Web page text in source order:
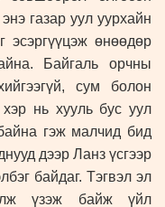
газар уул уурхайн
эсэргүүцэж өнөөдөр
Байгаль орчны
сум болон
нь хууль бус уул
гэж малчид бид
дээр Ланз үсгээр
байдаг. Тэгвэл эл
үзэж байж үйл